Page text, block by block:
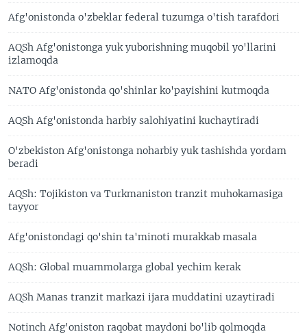
Afg'onistonda o'zbeklar federal tuzumga o'tish tarafdori
AQSh Afg'onistonga yuk yuborishning muqobil yo'llarini
izlamoqda
NATO Afg'onistonda qo'shinlar ko'payishini kutmoqda
AQSh Afg'onistonda harbiy salohiyatini kuchaytiradi
O'zbekiston Afg'onistonga noharbiy yuk tashishda yordam
beradi
AQSh: Tojikiston va Turkmaniston tranzit muhokamasiga
tayyor
Afg'onistondagi qo'shin ta'minoti murakkab masala
AQSh: Global muammolarga global yechim kerak
AQSh Manas tranzit markazi ijara muddatini uzaytiradi
Notinch Afg'oniston raqobat maydoni bo'lib qolmoqda